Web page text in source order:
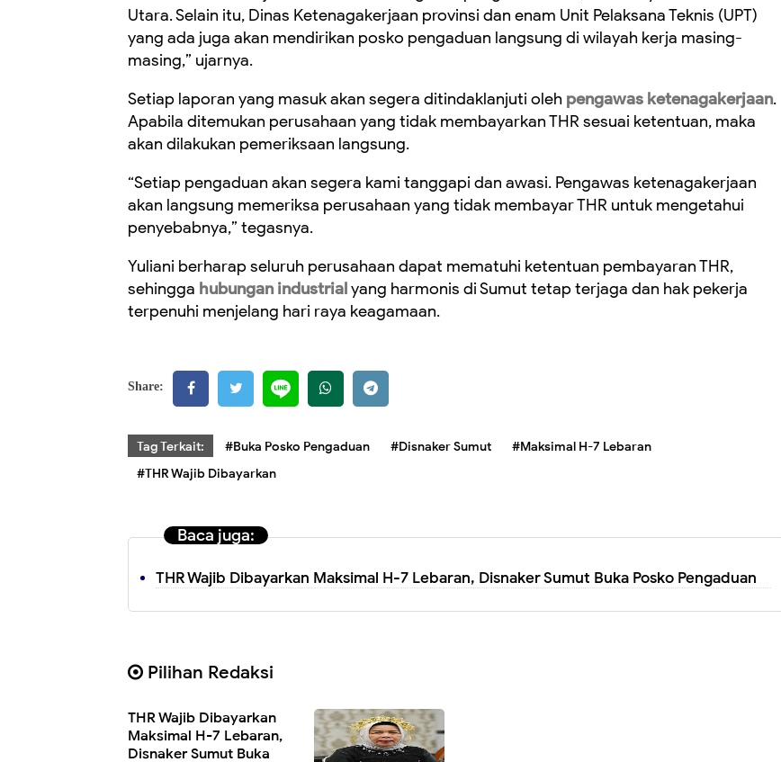
Utara. Selain itu, Dinas Ketenagakerjaan provinsi dan enam Unit Pelaksana Teknis (UPT)
yang ada juga akan mendirikan posko pengaduan langsung di wilayah kerja masing-
masing,” ujarnya.
Setiap laporan yang masuk akan segera ditindaklanjuti oleh pengawas ketenagakerjaan.
Apabila ditemukan perusahaan yang tidak membayarkan THR sesuai ketentuan, maka
akan dilakukan pemeriksaan langsung.
“Setiap pengaduan akan segera kami tanggapi dan awasi. Pengawas ketenagakerjaan
akan langsung memeriksa perusahaan yang tidak membayar THR untuk mengetahui
penyebabnya,” tegasnya.
Yuliani berharap seluruh perusahaan dapat mematuhi ketentuan pembayaran THR,
sehingga hubungan industrialyang harmonis di Sumut tetap terjaga dan hak pekerja
terpenuhi menjelang hari raya keagamaan.
Share:
Tag Terkait: #Buka Posko Pengaduan #Disnaker Sumut
#Maksimal H-7 Lebaran
#THR Wajib Dibayarkan
Baca juga:
THR Wajib Dibayarkan Maksimal H-7 Lebaran, Disnaker Sumut Buka Posko Pengaduan
Pilihan Redaksi
THR Wajib Dibayarkan
Maksimal H-7 Lebaran,
Disnaker Sumut Buka